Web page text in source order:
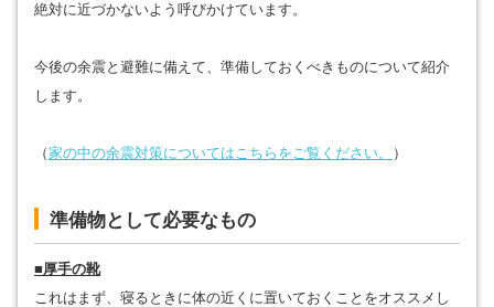
絶対に近づかないよう呼びかけています。
今後の余震と避難に備えて、準備しておくべきものについて紹介
します。
（家の中の余震対策についてはこちらをご覧ください。 ）
準備物として必要なもの
■厚手の靴
これはまず、寝るときに体の近くに置いておくことをオススメし